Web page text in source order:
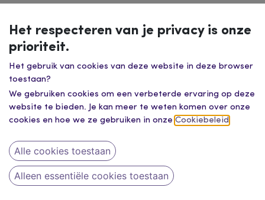
Het respecteren van je privacy is onze
prioriteit.
Het gebruik van cookies van deze website in deze browser
toestaan?
We gebruiken cookies om een verbeterde ervaring op deze
website te bieden. Je kan meer te weten komen over onze
cookies en hoe we ze gebruiken in onze Cookiebeleid
Alle cookies toestaan
Alleen essentiële cookies toestaan